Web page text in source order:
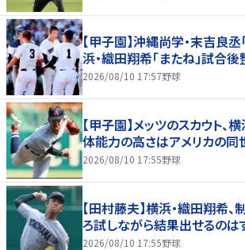
【甲子園】沖縄尚学・末吉良丞
浜・織田翔希「またね」試合
2026/08/10 17:57野球
【甲子園】メッツのスカウト、
体能力の高さはアメリカの同
2026/08/10 17:55野球
【田村藤夫】横浜・織田翔希
ろ試しながら結果出せるのは
2026/08/10 17:55野球